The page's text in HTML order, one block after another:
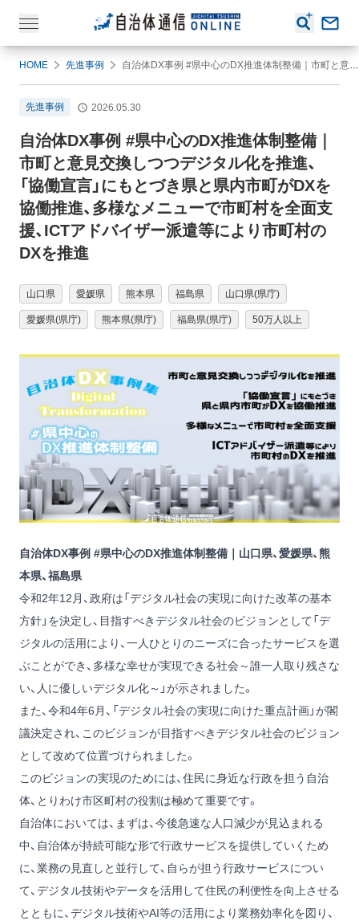
HOME 先進事例 自治体DX事例 #県中心のDX推進体制整備｜市町と意見交換しつつデジタル化を推進、「協働宣言」にもとづき県と県内市町がDXを協働推進、多様なメニューで市町村を全面支援、ICTアドバイザー派遣等により市町村のDXを推進
先進事例 2026.05.30
自治体DX事例 #県中心のDX推進体制整備｜
市町と意見交換しつつデジタル化を推進、
「協働宣言」にもとづき県と県内市町がDXを
協働推進、多様なメニューで市町村を全面支
援、ICTアドバイザー派遣等により市町村の
DXを推進
山口県 愛媛県 熊本県 福島県 山口県(県庁)
愛媛県(県庁) 熊本県(県庁) 福島県(県庁) 50万人以上
自治体DX事例 #県中心のDX推進体制整備｜山口県、愛媛県、熊
本県、福島県
令和2年12月、政府は「デジタル社会の実現に向けた改革の基本
方針」を決定し、目指すべきデジタル社会のビジョンとして「デ
ジタルの活用により、一人ひとりのニーズに合ったサービスを選
ぶことができ、多様な幸せが実現できる社会～誰一人取り残さな
い、人に優しいデジタル化～」が示されました。
また、令和4年6月、「デジタル社会の実現に向けた重点計画」が閣
議決定され、このビジョンが目指すべきデジタル社会のビジョン
として改めて位置づけられました。
このビジョンの実現のためには、住民に身近な行政を担う自治
体、とりわけ市区町村の役割は極めて重要です。
自治体においては、まずは、今後急速な人口減少が見込まれる
中、自治体が持続可能な形で行政サービスを提供していくため
に、業務の見直しと並行して、自らが担う行政サービスについ
て、デジタル技術やデータを活用して住民の利便性を向上させる
とともに、デジタル技術やAI等の活用により業務効率化を図り、